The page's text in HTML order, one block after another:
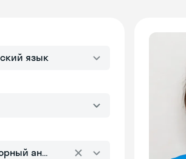
язык
английский